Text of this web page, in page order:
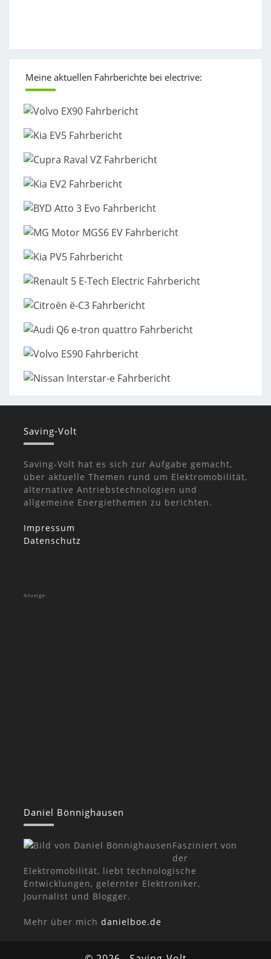
Meine aktuellen Fahrberichte bei electrive:
Saving-Volt
Saving-Volt hat es sich zur Aufgabe gemacht,
über aktuelle Themen rund um Elektromobilität,
alternative Antriebstechnologien und
allgemeine Energiethemen zu berichten.
Impressum
Datenschutz
Anzeige:
Daniel Bönnighausen
Fasziniert von
der
Elektromobilität, liebt technologische
Entwicklungen, gelernter Elektroniker,
Journalist und Blogger.
Mehr über mich danielboe.de